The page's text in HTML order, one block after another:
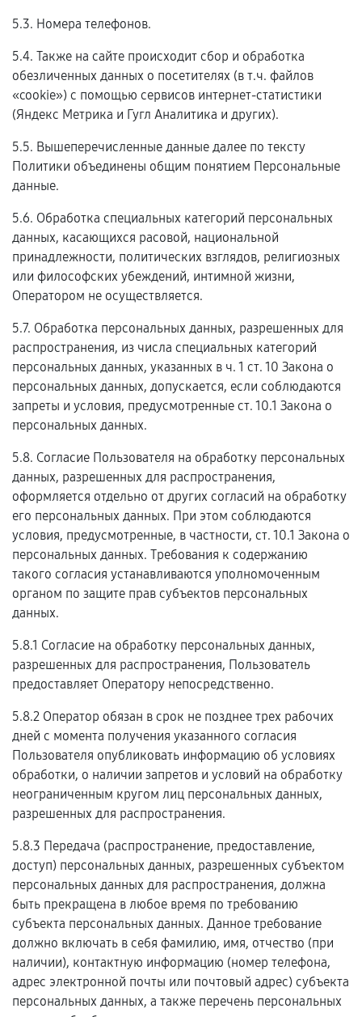
5.3. Номера телефонов.
5.4. Также на сайте происходит сбор и обработка
обезличенных данных о посетителях (в т.ч. файлов
«cookie») с помощью сервисов интернет-статистики
(Яндекс Метрика и Гугл Аналитика и других).
5.5. Вышеперечисленные данные далее по тексту
Политики объединены общим понятием Персональные
данные.
5.6. Обработка специальных категорий персональных
данных, касающихся расовой, национальной
принадлежности, политических взглядов, религиозных
или философских убеждений, интимной жизни,
Оператором не осуществляется.
5.7. Обработка персональных данных, разрешенных для
распространения, из числа специальных категорий
персональных данных, указанных в ч. 1 ст. 10 Закона о
персональных данных, допускается, если соблюдаются
запреты и условия, предусмотренные ст. 10.1 Закона о
персональных данных.
5.8. Согласие Пользователя на обработку персональных
данных, разрешенных для распространения,
оформляется отдельно от других согласий на обработку
его персональных данных. При этом соблюдаются
условия, предусмотренные, в частности, ст. 10.1 Закона о
персональных данных. Требования к содержанию
такого согласия устанавливаются уполномоченным
органом по защите прав субъектов персональных
данных.
5.8.1 Согласие на обработку персональных данных,
разрешенных для распространения, Пользователь
предоставляет Оператору непосредственно.
5.8.2 Оператор обязан в срок не позднее трех рабочих
дней с момента получения указанного согласия
Пользователя опубликовать информацию об условиях
обработки, о наличии запретов и условий на обработку
неограниченным кругом лиц персональных данных,
разрешенных для распространения.
5.8.3 Передача (распространение, предоставление,
доступ) персональных данных, разрешенных субъектом
персональных данных для распространения, должна
быть прекращена в любое время по требованию
субъекта персональных данных. Данное требование
должно включать в себя фамилию, имя, отчество (при
наличии), контактную информацию (номер телефона,
адрес электронной почты или почтовый адрес) субъекта
персональных данных, а также перечень персональных